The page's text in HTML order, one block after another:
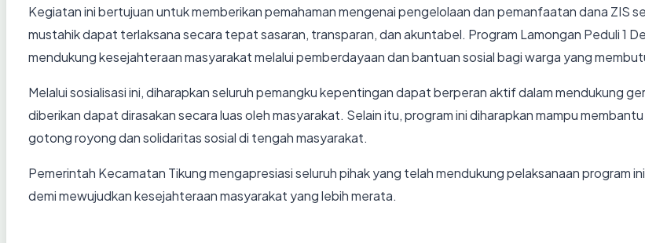
Kegiatan ini bertujuan untuk memberikan pemahaman mengenai pengelolaan dan pemanfaatan dana ZIS
mustahik dapat terlaksana secara tepat sasaran, transparan, dan akuntabel. Program Lamongan Peduli 1
mendukung kesejahteraan masyarakat melalui pemberdayaan dan bantuan sosial bagi warga yang
Melalui sosialisasi ini, diharapkan seluruh pemangku kepentingan dapat berperan aktif dalam mendukung
diberikan dapat dirasakan secara luas oleh masyarakat. Selain itu, program ini diharapkan mampu
gotong royong dan solidaritas sosial di tengah masyarakat.
Pemerintah Kecamatan Tikung mengapresiasi seluruh pihak yang telah mendukung pelaksanaan program
demi mewujudkan kesejahteraan masyarakat yang lebih merata.